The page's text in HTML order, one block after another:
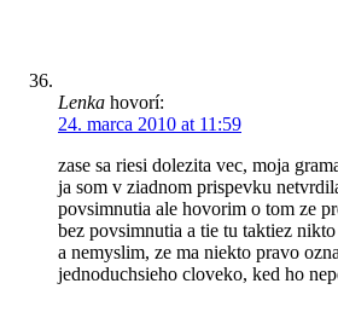
Lenka hovorí:
24. marca 2010 at 11:59
zase sa riesi dolezita vec, moja
ja som v ziadnom prispevku
povsimnutia ale hovorim o tom ze
bez povsimnutia a tie tu taktiez
a nemyslim, ze ma niekto pravo
jednoduchsieho cloveko, ked ho